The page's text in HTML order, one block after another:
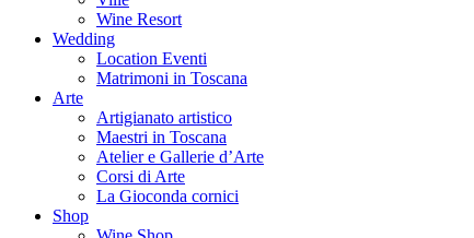
Wine Resort
Wedding
Location Eventi
Matrimoni in Toscana
Arte
Artigianato artistico
Maestri in Toscana
Atelier e Gallerie d’Arte
Corsi di Arte
La Gioconda cornici
Shop